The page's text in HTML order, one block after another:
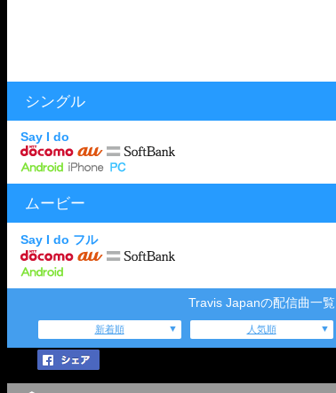
シングル
Say I do
ムービー
Say I do フル
Travis Japanの配信曲一覧
新着順 人気順